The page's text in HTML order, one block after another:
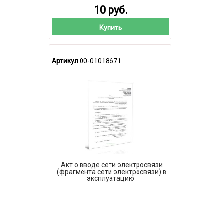
10 руб.
Купить
Артикул00-01018671
Акт о вводе сети электросвязи
(фрагмента сети электросвязи) в
эксплуатацию